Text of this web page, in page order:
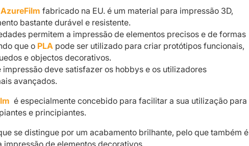
fabricado na EU. é um material para impressão 3D,
bastante durável e resistente.
permitem a impressão de elementos precisos e de formas
que o PLA pode ser utilizado para criar protótipos funcionais,
e objectos decorativos.
deve satisfazer os hobbys e os utilizadores
avançados.
é especialmente concebido para facilitar a sua utilização para
e principiantes.
se distingue por um acabamento brilhante, pelo que também é